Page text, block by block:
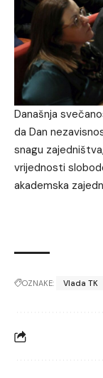
Današnja
da Dan
snagu
vrijednosti
akademska
OZNAKE: Vlada TK